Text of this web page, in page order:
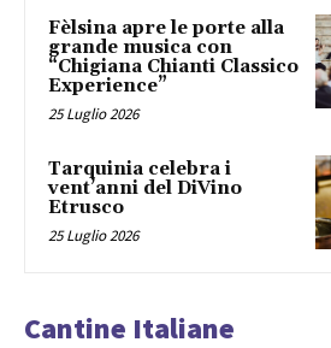
Fèlsina apre le porte alla
grande musica con
“Chigiana Chianti Classico
Experience”
25 Luglio 2026
Tarquinia celebra i
vent’anni del DiVino
Etrusco
25 Luglio 2026
Cantine Italiane